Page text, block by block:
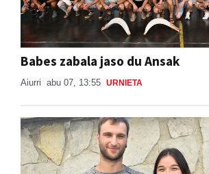
Babes zabala jaso du Ansak
Aiurri abu 07, 13:55 URNIETA